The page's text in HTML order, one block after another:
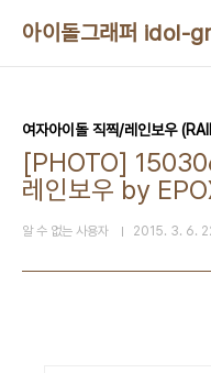
아이돌그래퍼 idol-
여자아이돌 직찍/레인보우
[PHOTO]
레인보우 by
알 수 없는 사용자 2015. 3. 6.